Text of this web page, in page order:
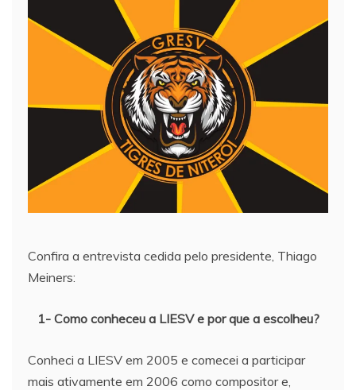
Confira a entrevista cedida pelo presidente, Thiago
Meiners:
1- Como conheceu a LIESV e por que a escolheu?
Conheci a LIESV em 2005 e comecei a participar
mais ativamente em 2006 como compositor e,